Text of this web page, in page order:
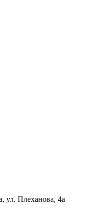
ул. Плеханова, 4а